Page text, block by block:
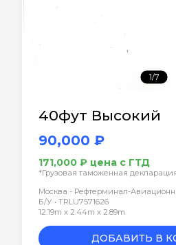
1/7
40фут Высокий
90,000 ₽
171,000 ₽ цена с ГТД
*Грузовая таможенная
Москва - Рефтерминал-
Б/У • TRLU7571626
12.19m x 2.44m x 2.89m
ДОБАВИТЬ В